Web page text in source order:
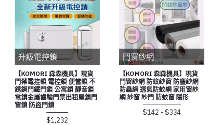
升級電控鎖
【KOMORI 森森機具】現貨
門禁電控鎖 電控鎖 便當鎖 不
銹鋼門鐵門鎖 公寓鎖 靜音鎖
電鎖金屬齒輪門禁出租屋鎖門
窗鎖 防盜門鎖
$1,232
門窗紗網
【KOMORI 森森機具】現貨
門窗紗網 防蚊紗窗 防塵紗網
防蟲網 透氣防蚊網 家用窗紗
網 紗窗 紗門 防蚊窗 隱形
$142 - $334